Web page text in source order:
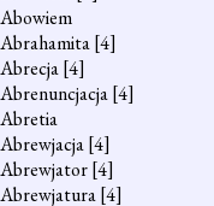
Abowiem
Abrahamita[4]
Abrecja[4]
Abrenuncjacja[4]
Abretia
Abrewjacja[4]
Abrewjator[4]
Abrewjatura[4]